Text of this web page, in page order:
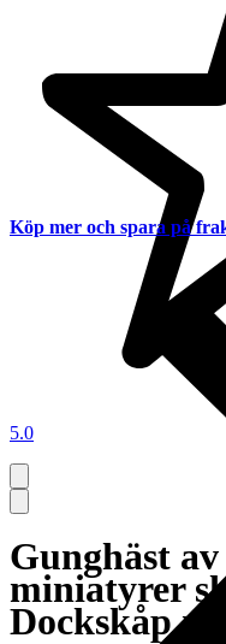
5.0
Gunghäst
miniatyrer
Dockskåp
Köp mer och spara på